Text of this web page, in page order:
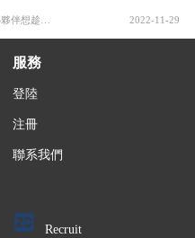
國慶假期即将來臨不少在外工作、上學的小夥伴想趁着假期回福山辦理戶籍業務戶籍窗口國慶上班嗎？戶籍窗口國慶可以辦理業務嗎？答案是：“當然可以！”@所有人福山公安分局各派出所國慶節值班時間表及聯系電話(窗口）請查收不要記錯時間、地點哦！↓↓↓值班... 2022-11-29
服務
登陸
注冊
聯系我們
Recruit